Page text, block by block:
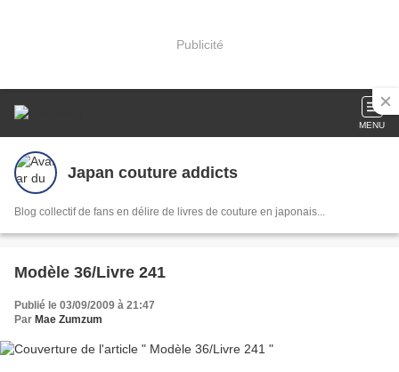
Publicité
MENU
Japan couture addicts
Blog collectif de fans en délire de livres de couture en japonais...
Modèle 36/Livre 241
Publié le 03/09/2009 à 21:47
Par Mae Zumzum